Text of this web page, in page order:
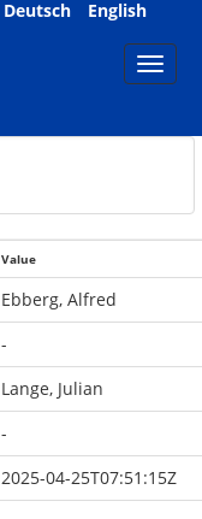
Deutsch English
Value
Ebberg, Alfred
-
Lange, Julian
-
2025-04-25T07:51:15Z